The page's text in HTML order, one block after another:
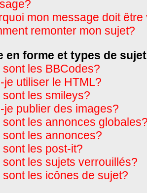
mon message doit être
remonter mon sujet?
en forme et types de sujet
sont les BBCodes?
je utiliser le HTML?
sont les smileys?
je publier des images?
sont les annonces
sont les annonces?
sont les post-it?
sont les sujets verrouillés?
sont les icônes de sujet?